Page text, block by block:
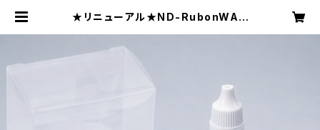
★リニューアル★ND-RubonWAX
ラボラトリー